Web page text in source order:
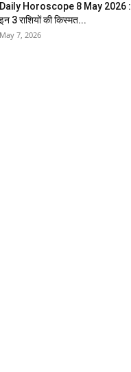
Daily Horoscope 8 May 2026 :
इन 3 राशियों की किस्मत...
May 7, 2026